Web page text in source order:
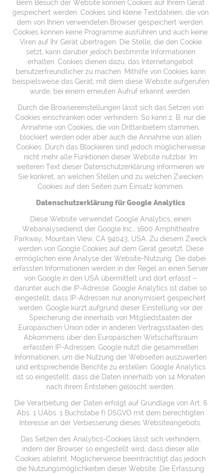
Beim Besuch der Website können Cookies auf Ihrem Gerät
gespeichert werden. Cookies sind kleine Textdateien, die von
dem von Ihnen verwendeten Browser gespeichert werden.
Cookies können keine Programme ausführen und auch keine
Viren auf Ihr Gerät übertragen. Die Stelle, die den Cookie
setzt, kann darüber jedoch bestimmte Informationen
erhalten. Cookies dienen dazu, das Internetangebot
benutzerfreundlicher zu machen. Mithilfe von Cookies kann
beispielsweise das Gerät, mit dem diese Website aufgerufen
wurde, bei einem erneuten Aufruf erkannt werden.
Durch die Browsereinstellungen lässt sich das Setzen von
Cookies einschränken oder verhindern. So kann z. B. nur die
Annahme von Cookies, die von Drittanbietern stammen,
blockiert werden oder aber auch die Annahme von allen
Cookies. Durch das Blockieren sind jedoch möglicherweise
nicht mehr alle Funktionen dieser Website nutzbar. Im
weiteren Text dieser Datenschutzerklärung informieren wir
Sie konkret, an welchen Stellen und zu welchen Zwecken
Cookies auf den Seiten zum Einsatz kommen.
Datenschutzerklärung für Google Analytics
Diese Website verwendet Google Analytics, einen
Webanalysedienst der Google Inc., 1600 Amphitheatre
Parkway, Mountain View, CA 94043, USA. Zu diesem Zweck
werden von Google Cookies auf dem Gerät gesetzt. Diese
ermöglichen eine Analyse der Website-Nutzung. Die dabei
erfassten Informationen werden in der Regel an einen Server
von Google in den USA übermittelt und dort erfasst –
darunter auch die IP-Adresse. Google Analytics ist dabei so
eingestellt, dass IP-Adressen nur anonymisiert gespeichert
werden. Google kürzt aufgrund dieser Einstellung vor der
Speicherung die innerhalb von Mitgliedstaaten der
Europäischen Union oder in anderen Vertragsstaaten des
Abkommens über den Europäischen Wirtschaftsraum
erfassten IP-Adressen. Google nutzt die gesammelten
Informationen, um die Nutzung der Webseiten auszuwerten
und entsprechende Berichte zu erstellen. Google Analytics
ist so eingestellt, dass die Daten innerhalb von 14 Monaten
nach ihrem Entstehen gelöscht werden.
Die Verarbeitung der Daten erfolgt auf Grundlage von Art. 6
Abs. 1 UAbs. 1 Buchstabe f) DSGVO mit dem berechtigten
Interesse an der Verbesserung dieses Websiteangebots.
Das Setzen des Analytics-Cookies lässt sich verhindern,
indem der Browser so eingestellt wird, dass dieser alle
Cookies ablehnt. Möglicherweise beeinträchtigt das jedoch
die Nutzungsmöglichkeiten dieser Website. Die Erfassung